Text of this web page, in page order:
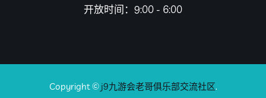
开放时间：9:00 - 6:00
Copyright © j9九游会老哥俱乐部交流社区.